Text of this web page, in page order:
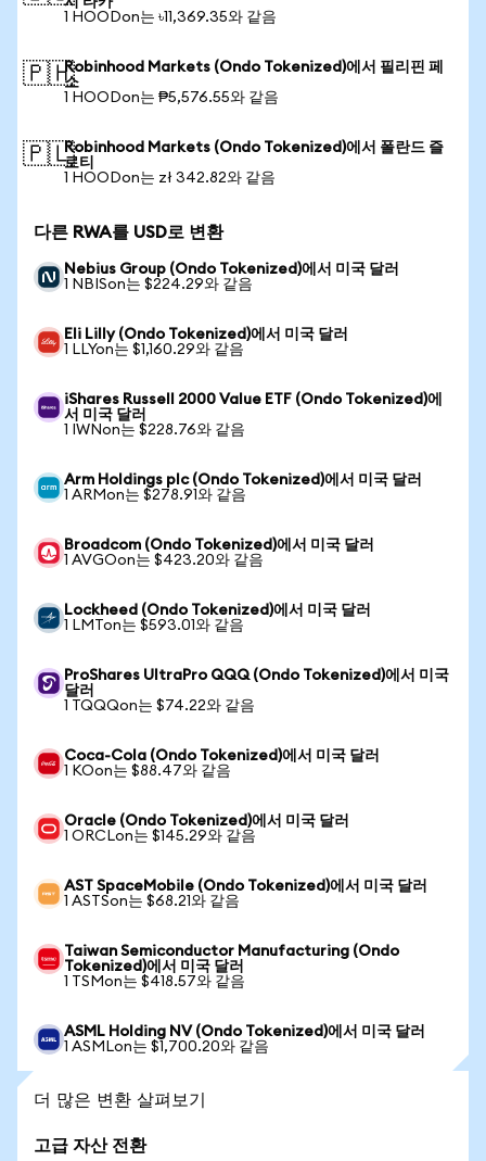
1 HOODon는 ৳11,369.35와 같음
🇵🇭Robinhood Markets (Ondo Tokenized)에서 필리핀 페
소
1 HOODon는 ₱5,576.55와 같음
🇵🇱Robinhood Markets (Ondo Tokenized)에서 폴란드 즐
로티
1 HOODon는 zł 342.82와 같음
다른 RWA를 USD로 변환
Nebius Group (Ondo Tokenized)에서 미국 달러
1 NBISon는 $224.29와 같음
Eli Lilly (Ondo Tokenized)에서 미국 달러
1 LLYon는 $1,160.29와 같음
iShares Russell 2000 Value ETF (Ondo Tokenized)에
서 미국 달러
1 IWNon는 $228.76와 같음
Arm Holdings plc (Ondo Tokenized)에서 미국 달러
1 ARMon는 $278.91와 같음
Broadcom (Ondo Tokenized)에서 미국 달러
1 AVGOon는 $423.20와 같음
Lockheed (Ondo Tokenized)에서 미국 달러
1 LMTon는 $593.01와 같음
ProShares UltraPro QQQ (Ondo Tokenized)에서 미국
달러
1 TQQQon는 $74.22와 같음
Coca-Cola (Ondo Tokenized)에서 미국 달러
1 KOon는 $88.47와 같음
Oracle (Ondo Tokenized)에서 미국 달러
1 ORCLon는 $145.29와 같음
AST SpaceMobile (Ondo Tokenized)에서 미국 달러
1 ASTSon는 $68.21와 같음
Taiwan Semiconductor Manufacturing (Ondo
Tokenized)에서 미국 달러
1 TSMon는 $418.57와 같음
ASML Holding NV (Ondo Tokenized)에서 미국 달러
1 ASMLon는 $1,700.20와 같음
더 많은 변환 살펴보기
고급 자산 전환